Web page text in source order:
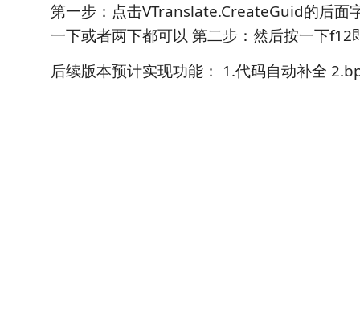
第一步：点击VTranslate.CreateGuid的后面
一下或者两下都可以 第二步：然后按一下f12
后续版本预计实现功能： 1.代码自动补全